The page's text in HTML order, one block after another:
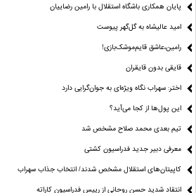
پایان همکاری باشگاه استقلال با رامین رضاییان
امید عالیشاه به گل‌گهر پیوست
رامین،عاشق قایم‌موشک‌بازی!
قایقی بدون قایقران
اختر: سهراب نگاه ویژه‌ای به جوان‌گرایی دارد
این پول‌ها از کجا می‌آید؟
تیم بعدی محمد صلاح مشخص شد
معرفی دبیر جدید فدراسیون کشتی
کاپیتان‌های استقلال مشخص شدند/ انتخاب جذاب سهراب
انتقاد شدید حسن روحانی از رییس فدراسیون کاراته